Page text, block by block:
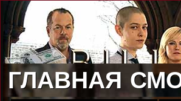
ГЛАВНАЯ